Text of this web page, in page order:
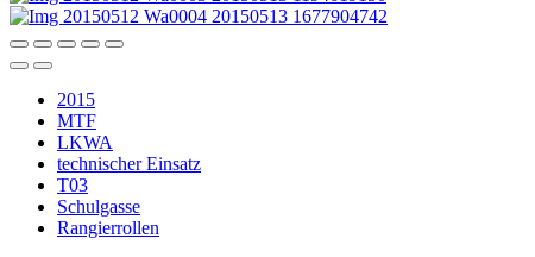
2015
MTF
LKWA
technischer Einsatz
T03
Schulgasse
Rangierrollen